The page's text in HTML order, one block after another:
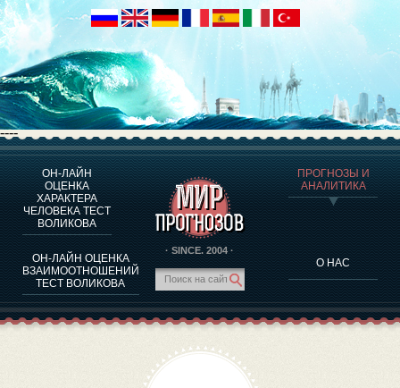
----
ОН-ЛАЙН
ОЦЕНКА
ХАРАКТЕРА
ЧЕЛОВЕКА ТЕСТ
ВОЛИКОВА
ОН-ЛАЙН ОЦЕНКА
ВЗАИМООТНОШЕНИЙ
ТЕСТ ВОЛИКОВА
· SINCE. 2004 ·
ПРОГНОЗЫ И
АНАЛИТИКА
О НАС
О ПРОГРАММЕ
ОЦЕНКА ХАРАКТЕРA ЧЕЛОВЕКА
ОЦЕНКА ХАРАКТЕРА ВЫДАЮЩИХСЯ ЛИЧНОСТЕЙ
О ПРОГРАММЕ
ТЕСТ НА СОВМЕСТИМОСТЬ ВОЛИКОВА
ПРОГНОЗЫ И АНАЛИТИКА